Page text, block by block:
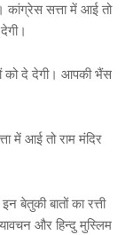
कांग्रेस सत्ता में आई तो
को दे देगी। आपकी भैंस
में आई तो राम मंदिर
बेतुकी बातों का रत्ती
और हिन्दु मुस्लिम